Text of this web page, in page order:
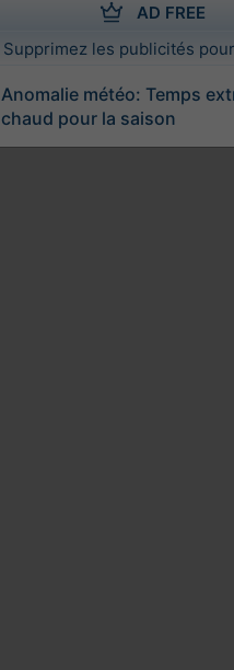
AD FREE
Supprimez les publicités
Anomalie météo: Temps
chaud pour la saison